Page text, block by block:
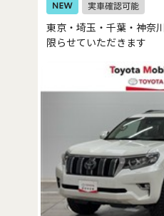
東京・埼玉・千葉・神奈
限らせていただきます